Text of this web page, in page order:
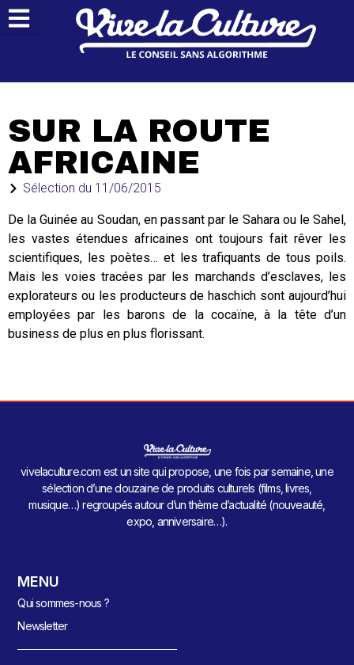
SUR LA ROUTE
AFRICAINE
Sélection du 11/06/2015
De la Guinée au Soudan, en passant par le Sahara ou le Sahel,
les vastes étendues africaines ont toujours fait rêver les
scientifiques, les poètes… et les trafiquants de tous poils.
Mais les voies tracées par les marchands d’esclaves, les
explorateurs ou les producteurs de haschich sont aujourd’hui
employées par les barons de la cocaïne, à la tête d’un
business de plus en plus florissant.
vivelaculture.com est un site qui propose, une fois par semaine, une
sélection d’une douzaine de produits culturels (films, livres,
musique…) regroupés autour d’un thème d’actualité (nouveauté,
expo, anniversaire…).
MENU
Qui sommes-nous ?
Newsletter